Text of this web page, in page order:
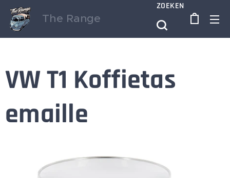
The Range
ZOEKEN
VW T1 Koffietas
emaille